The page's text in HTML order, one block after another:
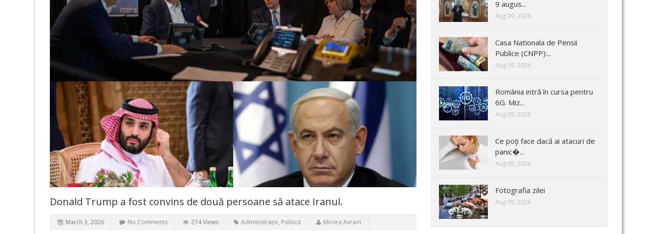
Donald Trump a fost convins de două persoane să atace Iranul.
March 3, 2026 No Comments 274 Views Administrație, Politică Mircea Avram
9 augus...
Aug 09, 2026
Casa Nationala de Pensii
Publice (CNPP):...
Aug 09, 2026
România intră în cursa pentru
6G. Miz...
Aug 09, 2026
Ce poţi face dacă ai atacuri de
panic�...
Aug 09, 2026
Fotografia zilei
Aug 09, 2026